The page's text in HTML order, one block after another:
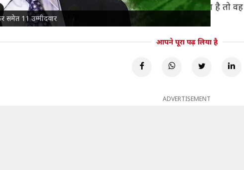
समेत 11 उम्मीदवार
और BJD के अलावा मनोनीत सांसदों का समर्थन मिल जाता है तो
ने करीब 105 सांसदों का समर्थन जुटाया है।
आपने पूरा पढ़ लिया है
ADVERTISEMENT